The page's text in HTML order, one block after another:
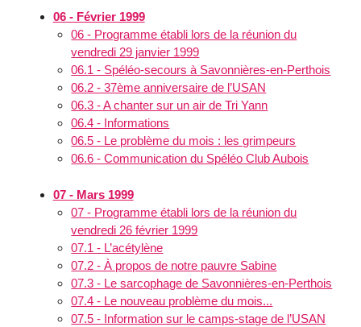
06 - Février 1999
06 - Programme établi lors de la réunion du
vendredi 29 janvier 1999
06.1 - Spéléo-secours à Savonnières-en-Perthois
06.2 - 37ème anniversaire de l’USAN
06.3 - A chanter sur un air de Tri Yann
06.4 - Informations
06.5 - Le problème du mois : les grimpeurs
06.6 - Communication du Spéléo Club Aubois
07 - Mars 1999
07 - Programme établi lors de la réunion du
vendredi 26 février 1999
07.1 - L’acétylène
07.2 - À propos de notre pauvre Sabine
07.3 - Le sarcophage de Savonnières-en-Perthois
07.4 - Le nouveau problème du mois...
07.5 - Information sur le camps-stage de l’USAN